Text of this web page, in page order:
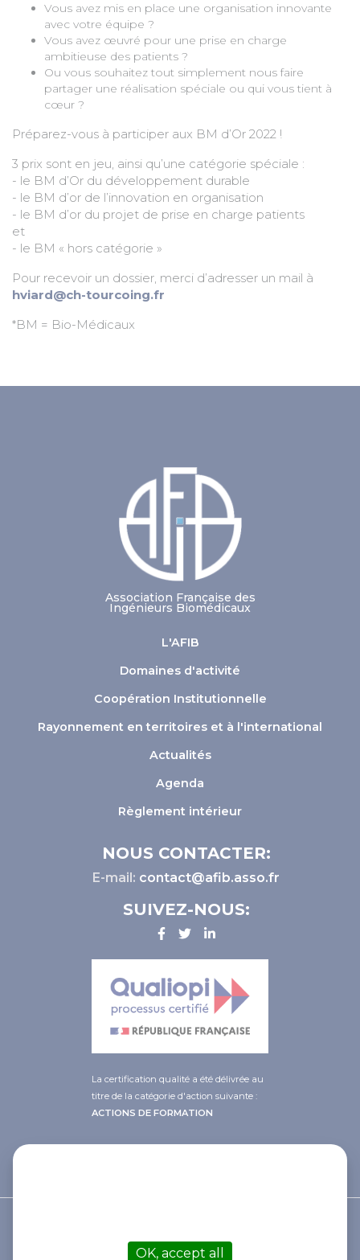
Vous avez mis en place une organisation innovante
avec votre équipe ?
Vous avez œuvré pour une prise en charge
ambitieuse des patients ?
Ou vous souhaitez tout simplement nous faire
partager une réalisation spéciale ou qui vous tient à
cœur ?
Préparez-vous à participer aux BM d’Or 2022 !
3 prix sont en jeu, ainsi qu’une catégorie spéciale :
- le BM d’Or du développement durable
- le BM d’or de l’innovation en organisation
- le BM d’or du projet de prise en charge patients
et
- le BM « hors catégorie »
Pour recevoir un dossier, merci d’adresser un mail à
hviard@ch-tourcoing.fr
*BM = Bio-Médicaux
Association Française des
Ingénieurs Biomédicaux
L'AFIB
Domaines d'activité
Coopération Institutionnelle
Rayonnement en territoires et à l'international
Actualités
Agenda
Règlement intérieur
NOUS CONTACTER:
E-mail: contact@afib.asso.fr
SUIVEZ-NOUS:
La certification qualité a été délivrée au
titre de la catégorie d'action suivante :
ACTIONS DE FORMATION
OK, accept all